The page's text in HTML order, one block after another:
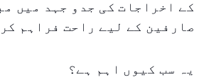
کے اخراجات کی جدو جہد میں
صارفین کے لیے راحت فراہم کر
یہ سب کیوں اہم ہے؟